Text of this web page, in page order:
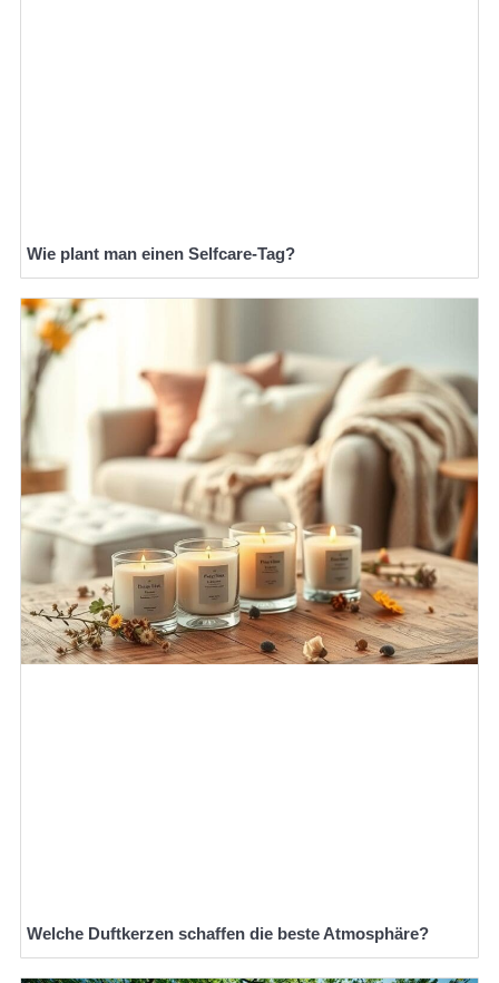
Wie plant man einen Selfcare-Tag?
Welche Duftkerzen schaffen die beste Atmosphäre?